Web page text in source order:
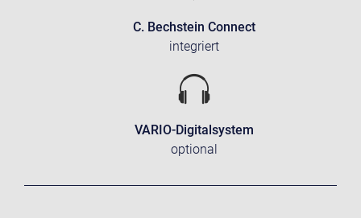
C. Bechstein Connect
integriert
VARIO-Digitalsystem
optional